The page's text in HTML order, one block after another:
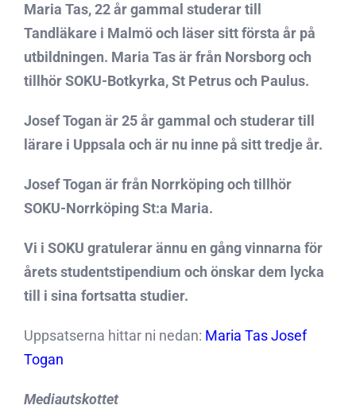
Maria Tas, 22 år gammal studerar till
Tandläkare i Malmö och läser sitt första år på
utbildningen. Maria Tas är från Norsborg och
tillhör SOKU-Botkyrka, St Petrus och Paulus.
Josef Togan är 25 år gammal och studerar till
lärare i Uppsala och är nu inne på sitt tredje år.
Josef Togan är från Norrköping och tillhör
SOKU-Norrköping St:a Maria.
Vi i SOKU gratulerar ännu en gång vinnarna för
årets studentstipendium och önskar dem lycka
till i sina fortsatta studier.
Uppsatserna hittar ni nedan: Maria TasJosef
Togan
Mediautskottet